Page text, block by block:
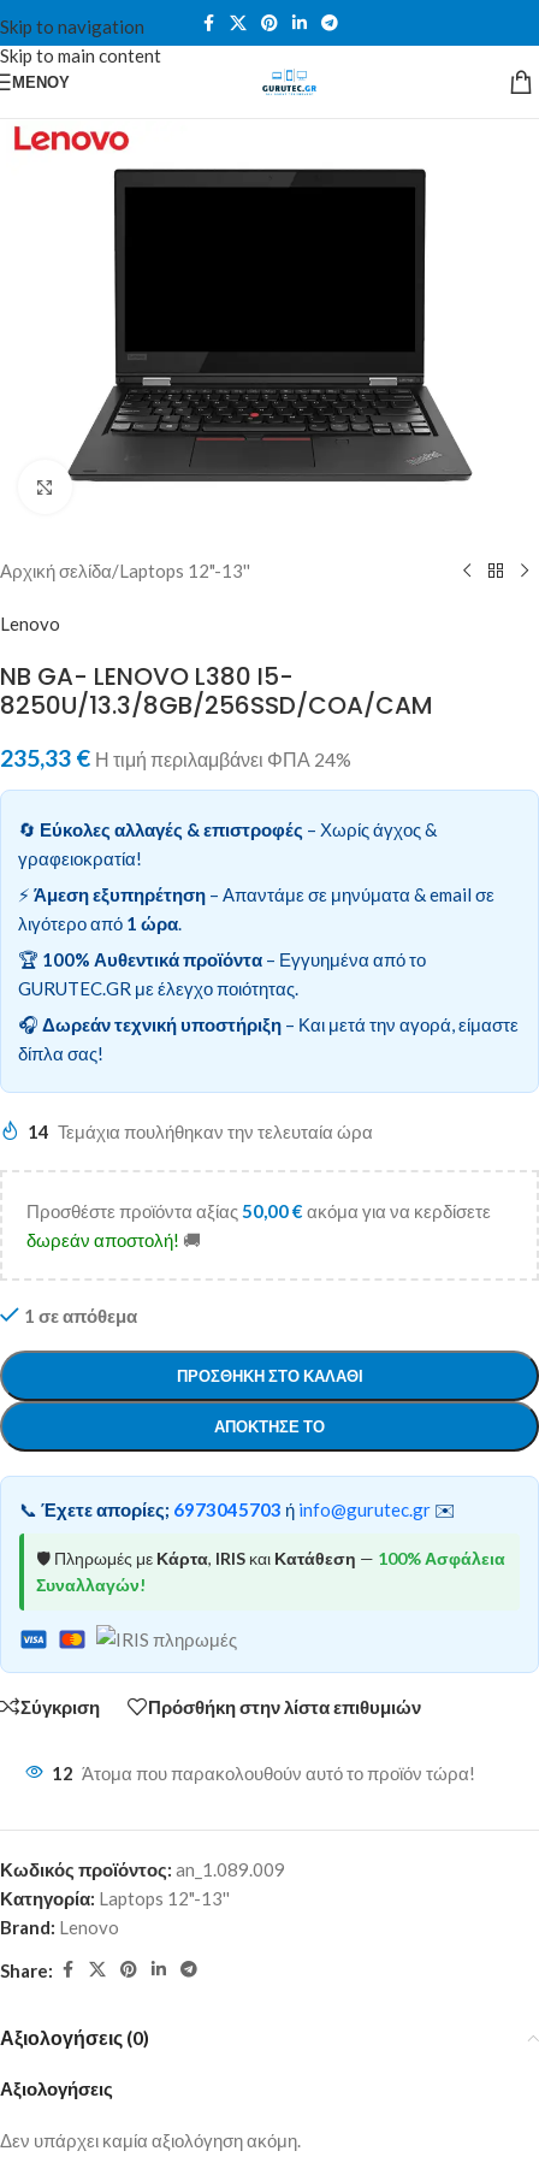
Skip to navigation
Skip to main content
ΜΕΝΟΎ
Κλικ για μεγέθυνση
Αρχική σελίδα/Laptops 12"-13''
Lenovo
NB GA- LENOVO L380 I5-
8250U/13.3/8GB/256SSD/COA/CAM
235,33 € Η τιμή περιλαμβάνει ΦΠΑ 24%
🔄 Εύκολες αλλαγές & επιστροφές – Χωρίς άγχος &
γραφειοκρατία!
⚡ Άμεση εξυπηρέτηση – Απαντάμε σε μηνύματα & email σε
λιγότερο από 1 ώρα.
🏆 100% Αυθεντικά προϊόντα – Εγγυημένα από το
GURUTEC.GR με έλεγχο ποιότητας.
🎧 Δωρεάν τεχνική υποστήριξη – Και μετά την αγορά, είμαστε
δίπλα σας!
14 Τεμάχια πουλήθηκαν την τελευταία ώρα
Προσθέστε προϊόντα αξίας50,00€ ακόμα για να κερδίσετε
δωρεάν αποστολή! 🚚
1 σε απόθεμα
ΠΡΟΣΘΉΚΗ ΣΤΟ ΚΑΛΆΘΙ
ΑΠΌΚΤΗΣΕ ΤΟ
📞 Έχετε απορίες; 6973045703 ή info@gurutec.gr ✉️
🛡️ Πληρωμές με Κάρτα, IRIS και Κατάθεση — 100% Ασφάλεια
Συναλλαγών!
Σύγκριση Πρόσθήκη στην λίστα επιθυμιών
12 Άτομα που παρακολουθούν αυτό το προϊόν τώρα!
Κωδικός προϊόντος: an_1.089.009
Κατηγορία: Laptops 12"-13''
Brand: Lenovo
Share:
Αξιολογήσεις (0)
Αξιολογήσεις
Δεν υπάρχει καμία αξιολόγηση ακόμη.